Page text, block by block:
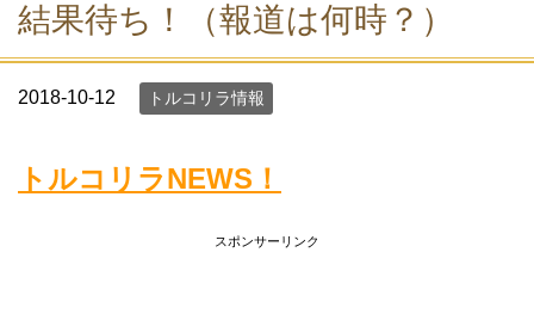
結果待ち！（報道は何時？）
2018-10-12 トルコリラ情報
トルコリラNEWS！
スポンサーリンク